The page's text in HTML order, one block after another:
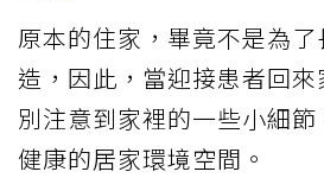
原本的住家，畢竟不是為
造，因此，當迎接患者回
別注意到家裡的一些小細節
健康的居家環境空間。